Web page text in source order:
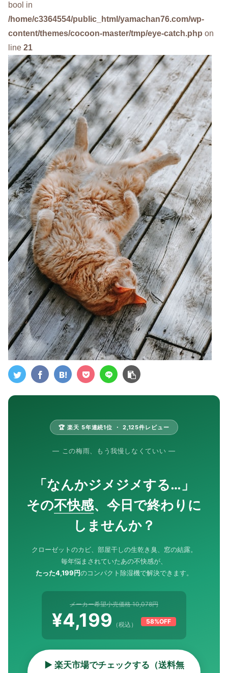
bool in
/home/c3364554/public_html/yamachan76.com/wp-
content/themes/cocoon-master/tmp/eye-catch.php on
line 21
🏆 楽天 5年連続1位 ・ 2,125件レビュー
— この梅雨、もう我慢しなくていい —
「なんかジメジメする…」
その不快感、今日で終わりに
しませんか？
クローゼットのカビ、部屋干しの生乾き臭、窓の結露。
毎年悩まされていたあの不快感が、
たった4,199円のコンパクト除湿機で解決できます。
メーカー希望小売価格 10,078円
¥4,199 （税込） 58%OFF
▶ 楽天市場でチェックする（送料無